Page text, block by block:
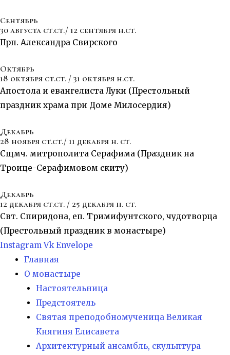
Сентябрь
30 августа ст.ст./ 12 сентября н.ст.
Прп. Александра Свирского
Октябрь
18 октября ст.ст. / 31 октября н.ст.
Апостола и евангелиста Луки (Престольный
праздник храма при Доме Милосердия)
Декабрь
28 ноября ст.ст./ 11 декабря н. ст.
Сщмч. митрополита Серафима (Праздник на
Троице-Серафимовом скиту)
Декабрь
12 декабря ст.ст. / 25 декабря н. ст.
Свт. Спиридона, еп. Тримифунтского, чудотворца
(Престольный праздник в монастыре)
Instagram Vk Envelope
Главная
О монастыре
Настоятельница
Предстоятель
Святая преподобномученица Великая
Княгиня Елисавета
Архитектурный ансамбль, скульптура